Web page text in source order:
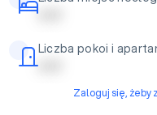
| | | | |
Liczba pokoi i
| | | | |
Zaloguj się, żeby